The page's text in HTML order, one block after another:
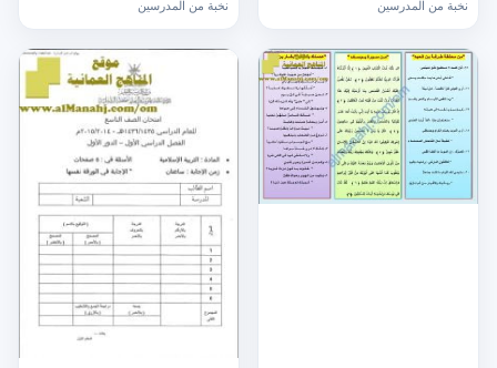
نخبة من المدرسين
نخبة من المدرسين